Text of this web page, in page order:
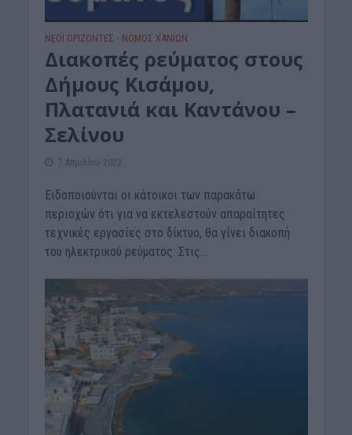
ΝΕΟΙ ΟΡΙΖΟΝΤΕΣ • ΝΟΜΌΣ ΧΑΝΊΩΝ
Διακοπές ρεύματος στους
Δήμους Κισάμου,
Πλατανιά και Καντάνου –
Σελίνου
7 Απριλίου 2022
Ειδοποιούνται οι κάτοικοι των παρακάτω
περιοχών ότι για να εκτελεστούν απαραίτητες
τεχνικές εργασίες στο δίκτυο, θα γίνει διακοπή
του ηλεκτρικού ρεύματος: Στις...